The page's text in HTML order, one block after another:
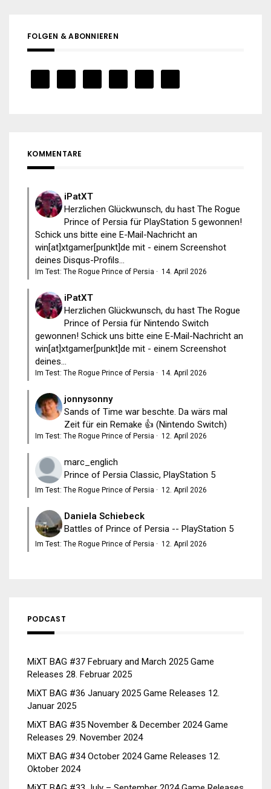
FOLGEN & ABONNIEREN
KOMMENTARE
iPatXT
Herzlichen Glückwunsch, du hast The Rogue
Prince of Persia für PlayStation 5 gewonnen!
Schick uns bitte eine E-Mail-Nachricht an
win[at]xtgamer[punkt]de mit - einem Screenshot
deines Disqus-Profils...
Im Test: The Rogue Prince of Persia · 14. April 2026
iPatXT
Herzlichen Glückwunsch, du hast The Rogue
Prince of Persia für Nintendo Switch
gewonnen! Schick uns bitte eine E-Mail-Nachricht an
win[at]xtgamer[punkt]de mit - einem Screenshot
deines...
Im Test: The Rogue Prince of Persia · 14. April 2026
jonnysonny
Sands of Time war beschte. Da wärs mal
Zeit für ein Remake 👍 (Nintendo Switch)
Im Test: The Rogue Prince of Persia · 12. April 2026
marc_englich
Prince of Persia Classic, PlayStation 5
Im Test: The Rogue Prince of Persia · 12. April 2026
Daniela Schiebeck
Battles of Prince of Persia -- PlayStation 5
Im Test: The Rogue Prince of Persia · 12. April 2026
PODCAST
MiXT BAG #37 February and March 2025 Game
Releases 28. Februar 2025
MiXT BAG #36 January 2025 Game Releases 12.
Januar 2025
MiXT BAG #35 November & December 2024 Game
Releases 29. November 2024
MiXT BAG #34 October 2024 Game Releases 12.
Oktober 2024